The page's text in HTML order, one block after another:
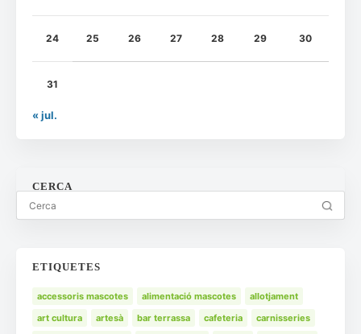
24 25 26 27 28 29 30
31
« jul.
CERCA
ETIQUETES
accessoris mascotes alimentació mascotes
allotjament
art cultura
artesà bar terrassa cafeteria carnisseries